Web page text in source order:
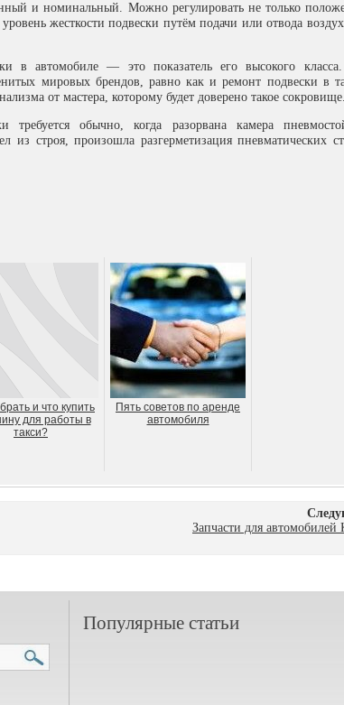
и номинальный. Можно регулировать не только
жесткости подвески путём подачи или отвода
в автомобиле — это показатель его высокого
мировых брендов, равно как и ремонт подвески в
от мастера, которому будет доверено такое сокровище.
требуется обычно, когда разорвана камера
из строя, произошла разгерметизация пневматических
и что купить
для работы в
такси?
Пять советов по аренде
автомобиля
Запчасти для
Популярные статьи